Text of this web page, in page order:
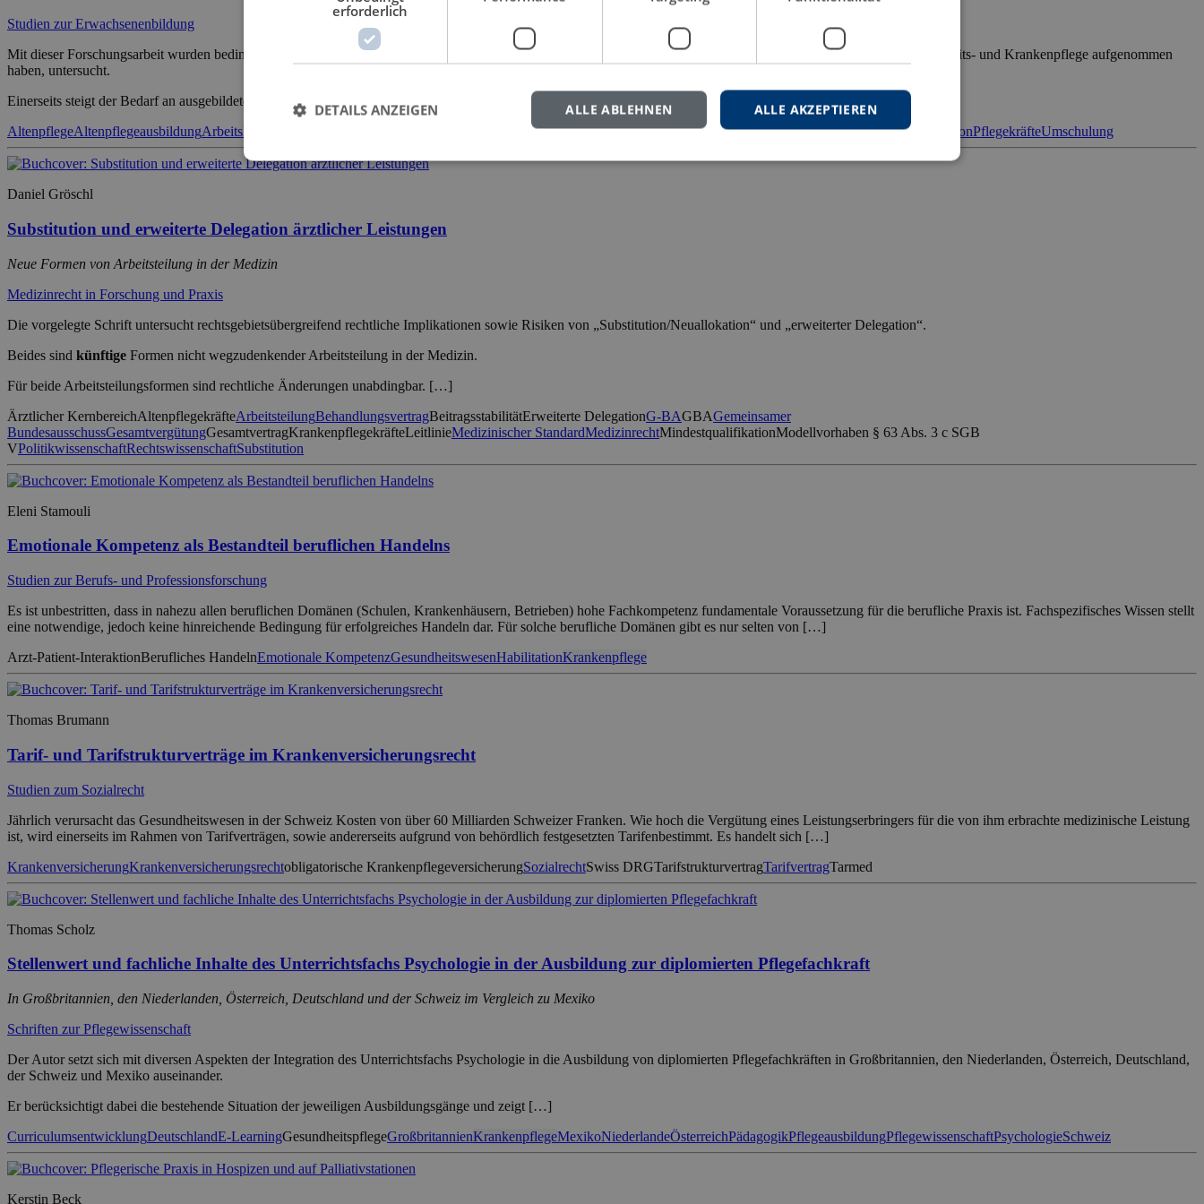
Studien zur Erwachsenenbildung
Mit dieser Forschungsarbeit wurden bedingende Faktoren der Lernmotivation bei Um/Schülern, die eine dreijährige Ausbildung in der Altenpflege oder in der Gesundheits- und Krankenpflege aufgenommen
haben, untersucht.
Einerseits steigt der Bedarf an ausgebildeten Pflegekräften, andererseits brechen manche Um/Schüler die Ausbildung vor […]
AltenpflegeAltenpflegeausbildungArbeitslosigkeit ErziehungswissenschaftGesundheits- und KrankenpflegeLernmotivation MotivationPflegekräfteUmschulung
Daniel Gröschl
Substitution und erweiterte Delegation ärztlicher Leistungen
Neue Formen von Arbeitsteilung in der Medizin
Medizinrecht in Forschung und Praxis
Die vorgelegte Schrift untersucht rechtsgebietsübergreifend rechtliche Implikationen sowie Risiken von „Substitution/Neuallokation“ und „erweiterter Delegation“.
Beides sind künftige Formen nicht wegzudenkender Arbeitsteilung in der Medizin.
Für beide Arbeitsteilungsformen sind rechtliche Änderungen unabdingbar. […]
Ärztlicher KernbereichAltenpflegekräfteArbeitsteilungBehandlungsvertragBeitragsstabilitätErweiterte DelegationG-BAGBAGemeinsamer
BundesausschussGesamtvergütungGesamtvertragKrankenpflegekräfteLeitlinieMedizinischer StandardMedizinrechtMindestqualifikationModellvorhaben § 63 Abs. 3 c SGB
VPolitikwissenschaftRechtswissenschaftSubstitution
Eleni Stamouli
Emotionale Kompetenz als Bestandteil beruflichen Handelns
Studien zur Berufs- und Professionsforschung
Es ist unbestritten, dass in nahezu allen beruflichen Domänen (Schulen, Krankenhäusern, Betrieben) hohe Fachkompetenz fundamentale Voraussetzung für die berufliche Praxis ist. Fachspezifisches Wissen stellt
eine notwendige, jedoch keine hinreichende Bedingung für erfolgreiches Handeln dar. Für solche berufliche Domänen gibt es nur selten von […]
Arzt-Patient-InteraktionBerufliches HandelnEmotionale KompetenzGesundheitswesenHabilitationKrankenpflege
Thomas Brumann
Tarif- und Tarifstrukturverträge im Krankenversicherungsrecht
Studien zum Sozialrecht
Jährlich verursacht das Gesundheitswesen in der Schweiz Kosten von über 60 Milliarden Schweizer Franken. Wie hoch die Vergütung eines Leistungserbringers für die von ihm erbrachte medizinische Leistung
ist, wird einerseits im Rahmen von Tarifverträgen, sowie andererseits aufgrund von behördlich festgesetzten Tarifenbestimmt. Es handelt sich […]
KrankenversicherungKrankenversicherungsrechtobligatorische KrankenpflegeversicherungSozialrechtSwiss DRGTarifstrukturvertragTarifvertragTarmed
Thomas Scholz
Stellenwert und fachliche Inhalte des Unterrichtsfachs Psychologie in der Ausbildung zur diplomierten Pflegefachkraft
In Großbritannien, den Niederlanden, Österreich, Deutschland und der Schweiz im Vergleich zu Mexiko
Schriften zur Pflegewissenschaft
Der Autor setzt sich mit diversen Aspekten der Integration des Unterrichtsfachs Psychologie in die Ausbildung von diplomierten Pflegefachkräften in Großbritannien, den Niederlanden, Österreich, Deutschland,
der Schweiz und Mexiko auseinander.
Er berücksichtigt dabei die bestehende Situation der jeweiligen Ausbildungsgänge und zeigt […]
CurriculumsentwicklungDeutschlandE-LearningGesundheitspflegeGroßbritannienKrankenpflegeMexikoNiederlandeÖsterreichPädagogikPflegeausbildungPflegewissenschaftPsychologieSchweiz
Kerstin Beck
erforderlich
ALLE AKZEPTIEREN
ALLE ABLEHNEN
DETAILS ANZEIGEN